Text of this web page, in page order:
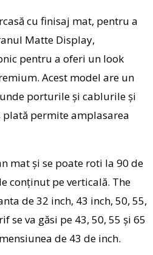
cu finisaj mat, pentru a
Matte Display,
pentru a oferi un look
Acest model are un
porturile şi cablurile şi
plată permite amplasarea
mat şi se poate roti la 90 de
conţinut pe verticală. The
de 32 inch, 43 inch, 50, 55,
se va găsi pe 43, 50, 55 şi 65
de 43 de inch.